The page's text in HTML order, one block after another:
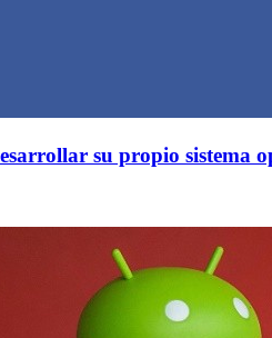
su propio sistema